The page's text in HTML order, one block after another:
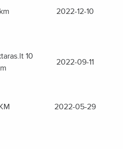
2022-12-10
10
2022-09-11
2022-05-29